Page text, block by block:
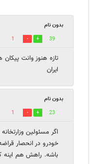
بدون نام
39
1
تازه هنوز وانت
ایران
بدون نام
23
1
اگر مسئولین
باشه. راهش هم اینه